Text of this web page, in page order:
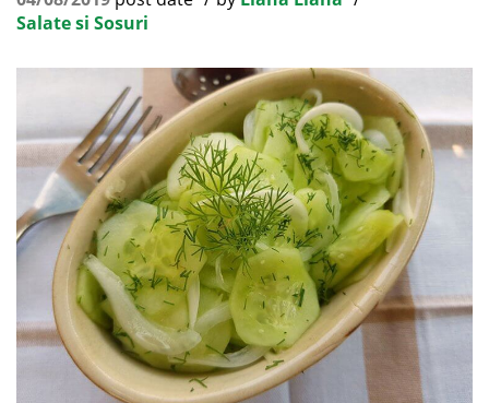
Salate si Sosuri